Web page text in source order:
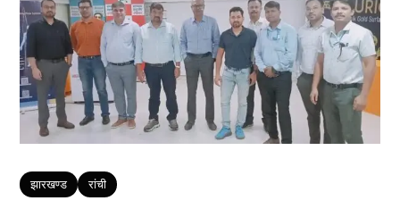
Tags
झारखण्ड रांची